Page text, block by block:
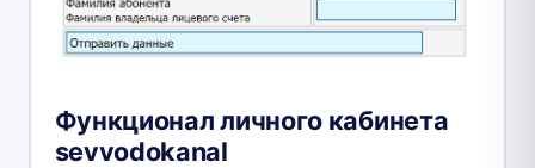
Функционал личного кабинета
sevvodokanal